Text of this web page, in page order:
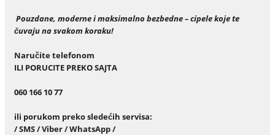
Pouzdane, moderne i maksimalno bezbedne – cipele koje te
čuvaju na svakom koraku!
Naručite telefonom
ILI PORUCITE PREKO SAJTA
060 166 10 77
ili porukom preko sledećih servisa:
/ SMS / Viber / WhatsApp /